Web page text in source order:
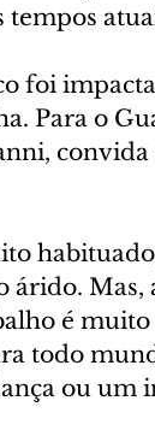
tempos
foi
Para o
árido.
é
todo
ou um